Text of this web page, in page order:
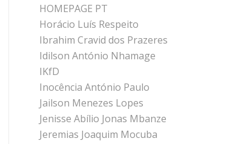
HOMEPAGE PT
Horácio Luís Respeito
Ibrahim Cravid dos Prazeres
Idilson António Nhamage
IKfD
Inocência António Paulo
Jailson Menezes Lopes
Jenisse Abílio Jonas Mbanze
Jeremias Joaquim Mocuba